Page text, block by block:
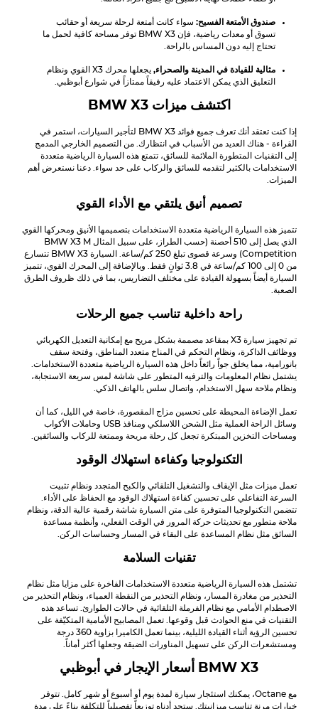
صندوق الأمتعة الفسيح: سواء كانت أمتعة لرحلة سريعة أو حقائب
تسوق أو معدات رياضية، فإن BMW X3 توفر مساحة كافية لحمل ما
تحتاج إليه دون المساس بالراحة.
مثالية للقيادة في المدينة والصحراء,
يجعلها محرك X3 القوي ونظام
التعليق الذي يمكن الاعتماد عليه رفيقاً ممتازاً في شوارع أبوظبي.
اكتشف ميزاتBMW X3
إذا كنت تعتقد أنك تعرف جميع فوائد BMW X3 لتأجير السيارات، استمر في
القراءة - هناك العديد من الأسباب في انتظارك. من التصميم الخارجي المدمج
إلى التقنيات المتطورة الملائمة للسائق، تتمتع هذه السيارة الرياضية متعددة
الاستخدامات بالكثير لتقدمه للسائق والركاب على حد سواء. دعنا نستعرض أهم
الميزات.
تصميم أنيق يلتقي مع الأداء القوي
تتميز هذه السيارة الرياضية متعددة الاستخدامات بتصميمها الأنيق ومحركها القوي
الذي يصل إلى 510 أحصنة (حسب الطراز، على سبيل المثال
BMW X3 M
Competition) وسرعة قصوى تبلغ 250 كم/ساعة. السيارة
BMW X3 تتسارع
من 0 إلى 100 كم/ساعة في 3.8 ثوانٍ فقط. وبالإضافة إلى المحرك القوي، تتميز
السيارة أيضاً بسهولة القيادة على مختلف التضاريس، بما في ذلك ظروف الطرق
الصعبة.
راحة داخلية تناسب جميع الرحلات
تم تجهيز سيارة X3 بمقاعد مصممة بشكل مريح مع إمكانية التعديل الكهربائي
ووظائف الذاكرة، ونظام التحكم في المناخ متعدد المناطق، وفتحة سقف
بانورامية، مما يخلق جواً رائعاً داخل هذه السيارة الرياضية متعددة الاستخدامات.
يشتمل نظام المعلومات والترفيه المتطور على شاشة لمس سريعة الاستجابة،
ونظام ملاحة سهل الاستخدام، واتصال سلس بالهاتف الذكي.
تعمل الإضاءة المحيطة على تحسين مزاج المقصورة، خاصة في الليل، كما أن
وسائل الراحة العملية مثل الشحن اللاسلكي ومنافذ USB وحاملات الأكواب
ومساحات التخزين المبتكرة تجعل كل رحلة مريحة وممتعة للركاب والسائقين.
التكنولوجيا وكفاءة استهلاك الوقود
تعمل ميزات مثل الإيقاف والتشغيل التلقائي والكبح المتجدد ونظام تثبيت
السرعة التفاعلي على تحسين كفاءة استهلاك الوقود مع الحفاظ على الأداء.
تتضمن التكنولوجيا المتوفرة على متن السيارة شاشة رقمية عالية الدقة، ونظام
ملاحة متطور مع تحديثات حركة المرور في الوقت الفعلي، وأنظمة مساعدة
السائق مثل نظام المساعدة على البقاء في المسار وحساسات الركن.
تقنيات السلامة
تشتمل هذه السيارة الرياضية متعددة الاستخدامات الفاخرة على مزايا مثل نظام
التحذير من مغادرة المسار، ونظام التحذير من النقطة العمياء، ونظام التحذير من
الاصطدام الأمامي مع نظام الفرملة التلقائية في حالات الطوارئ. تساعد هذه
التقنيات في منع الحوادث قبل وقوعها. تعمل المصابيح الأمامية المتكيّفة على
تحسين الرؤية أثناء القيادة الليلية، بينما تعمل الكاميرا بزاوية 360 درجة
ومستشعرات الركن على تسهيل المناورات الضيقة وجعلها أكثر أماناً.
BMW X3 أسعار الإيجار في أبوظبي
مع Octane، يمكنك استئجار سيارة لمدة يوم أو أسبوع أو شهر كامل. تتوفر
خيارات مرنة تناسب ميزانيتك. ستجد أدناه توزيعاً تفصيلياً للتكلفة بناءً على مدة